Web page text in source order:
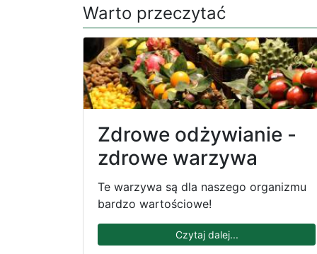
Warto przeczytać
Zdrowe odżywianie -
zdrowe warzywa
Te warzywa są dla naszego organizmu
bardzo wartościowe!
Czytaj dalej...